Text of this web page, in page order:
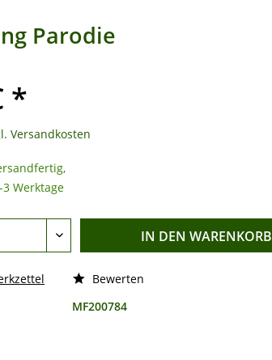
Parodie
*
Versandkosten
Werktage
IN DEN WARENKORB
Bewerten
MF200784